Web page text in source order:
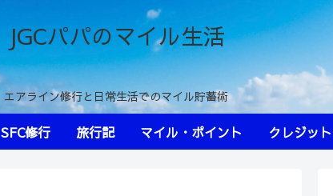
JGCパパのマイル生活
エアライン修行と日常生活でのマイル貯蓄術
SFC修行 旅行記 マイル・ポイント クレジッ